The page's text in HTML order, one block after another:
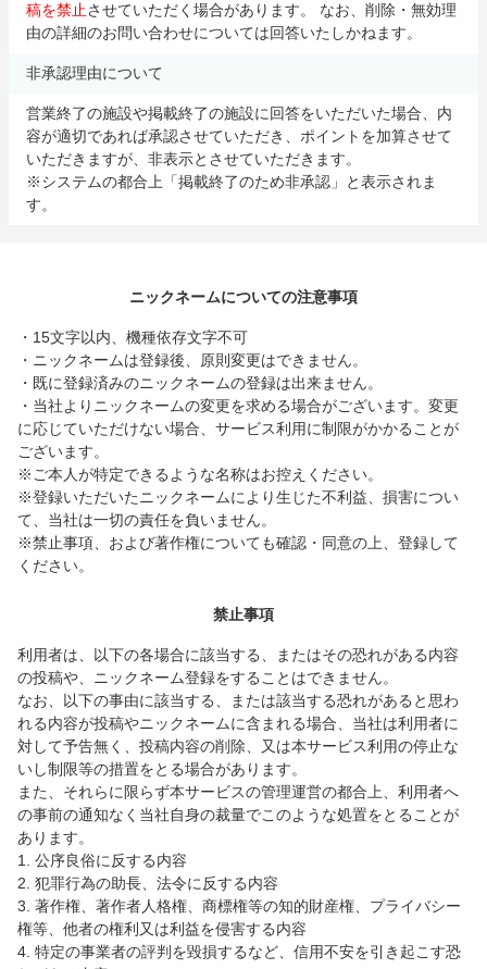
稿を禁止させていただく場合があります。 なお、削除・無効理
由の詳細のお問い合わせについては回答いたしかねます。
非承認理由について
営業終了の施設や掲載終了の施設に回答をいただいた場合、内
容が適切であれば承認させていただき、ポイントを加算させて
いただきますが、非表示とさせていただきます。
※システムの都合上「掲載終了のため非承認」と表示されま
す。
ニックネームについての注意事項
・15文字以内、機種依存文字不可
・ニックネームは登録後、原則変更はできません。
・既に登録済みのニックネームの登録は出来ません。
・当社よりニックネームの変更を求める場合がございます。変更
に応じていただけない場合、サービス利用に制限がかかることが
ございます。
※ご本人が特定できるような名称はお控えください。
※登録いただいたニックネームにより生じた不利益、損害につい
て、当社は一切の責任を負いません。
※禁止事項、および著作権についても確認・同意の上、登録して
ください。
禁止事項
利用者は、以下の各場合に該当する、またはその恐れがある内容
の投稿や、ニックネーム登録をすることはできません。
なお、以下の事由に該当する、または該当する恐れがあると思わ
れる内容が投稿やニックネームに含まれる場合、当社は利用者に
対して予告無く、投稿内容の削除、又は本サービス利用の停止な
いし制限等の措置をとる場合があります。
また、それらに限らず本サービスの管理運営の都合上、利用者へ
の事前の通知なく当社自身の裁量でこのような処置をとることが
あります。
1. 公序良俗に反する内容
2. 犯罪行為の助長、法令に反する内容
3. 著作権、著作者人格権、商標権等の知的財産権、プライバシー
権等、他者の権利又は利益を侵害する内容
4. 特定の事業者の評判を毀損するなど、信用不安を引き起こす恐